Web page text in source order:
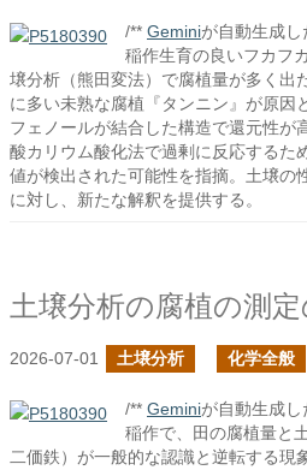
/** Geminiが自動生成し
稲作生育の良いフカフ
壌分析（熊田変法）で腐植量が多く出
に多い未熟な腐植『タンニン』が原因
フェノールが結合した構造で還元性が
酸カリウム酸化法で過剰に反応するた
値が検出された可能性を指摘。土壌の
に対し、新たな解釈を提供する。
2026-07-01 土壌分析 化学全般
/** Geminiが自動生成し
稲作で、田の腐植量と
二価鉄）が一般的な認識と逆転する現